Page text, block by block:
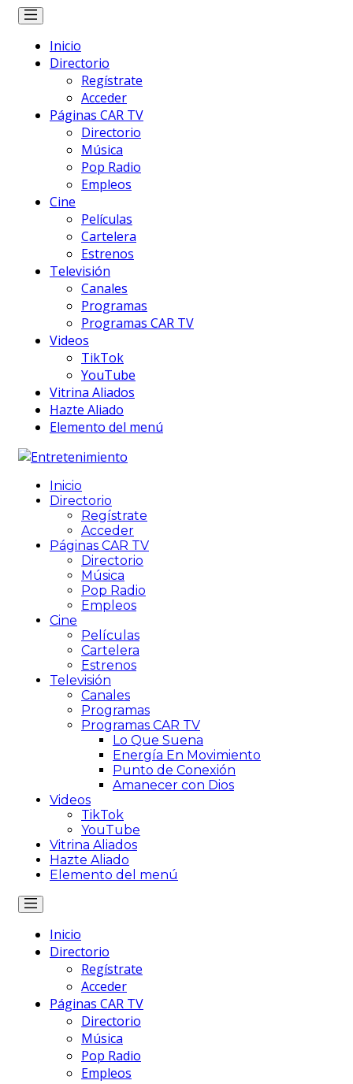
Inicio
Directorio
Regístrate
Acceder
Páginas CAR TV
Directorio
Música
Pop Radio
Empleos
Cine
Películas
Cartelera
Estrenos
Televisión
Canales
Programas
Programas CAR TV
Videos
TikTok
YouTube
Vitrina Aliados
Hazte Aliado
Elemento del menú
Inicio
Directorio
Regístrate
Acceder
Páginas CAR TV
Directorio
Música
Pop Radio
Empleos
Cine
Películas
Cartelera
Estrenos
Televisión
Canales
Programas
Programas CAR TV
Lo Que Suena
Energía En Movimiento
Punto de Conexión
Amanecer con Dios
Videos
TikTok
YouTube
Vitrina Aliados
Hazte Aliado
Elemento del menú
Inicio
Directorio
Regístrate
Acceder
Páginas CAR TV
Directorio
Música
Pop Radio
Empleos